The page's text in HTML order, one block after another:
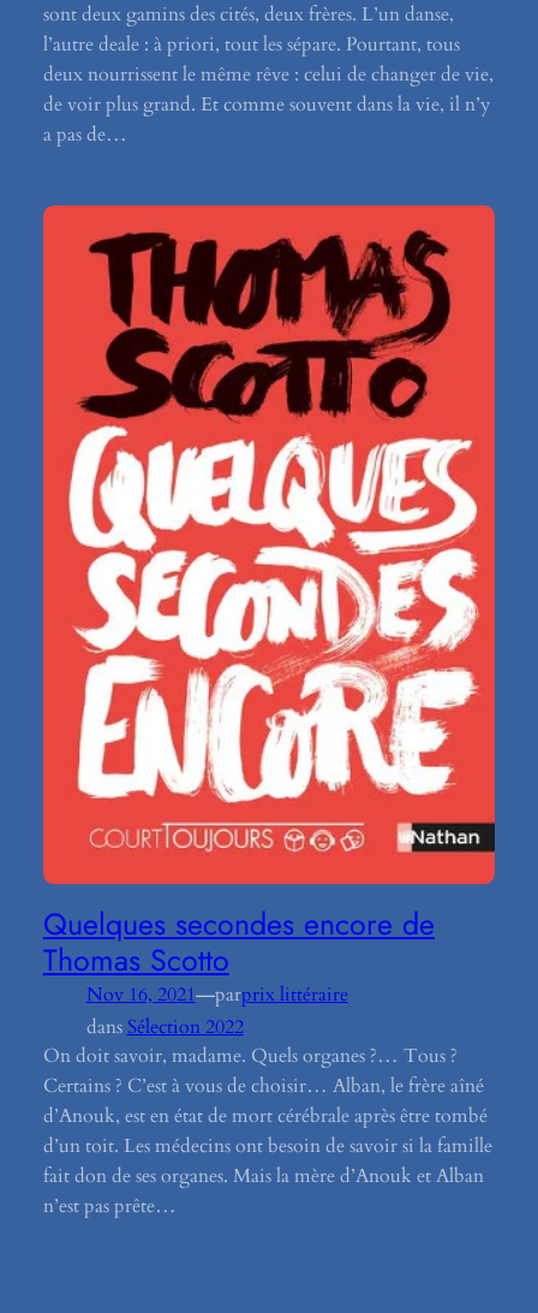
sont deux gamins des cités, deux frères. L’un danse,
l’autre deale : à priori, tout les sépare. Pourtant, tous
deux nourrissent le même rêve : celui de changer de vie,
de voir plus grand. Et comme souvent dans la vie, il n’y
a pas de…
Quelques secondes encore de
Thomas Scotto
Nov 16, 2021—parprix littéraire
dans Sélection 2022
On doit savoir, madame. Quels organes ?… Tous ?
Certains ? C’est à vous de choisir… Alban, le frère aîné
d’Anouk, est en état de mort cérébrale après être tombé
d’un toit. Les médecins ont besoin de savoir si la famille
fait don de ses organes. Mais la mère d’Anouk et Alban
n’est pas prête…